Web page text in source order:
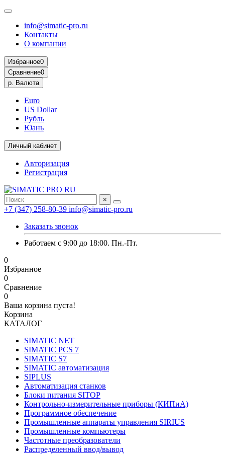
info@simatic-pro.ru
Контакты
О компании
Избранное0
Сравнение0
р. Валюта
Euro
US Dollar
Рубль
Юань
Личный кабинет
Авторизация
Регистрация
×
+7 (347) 258-80-39 info@simatic-pro.ru
Заказать звонок
Работаем с 9:00 до 18:00. Пн.-Пт.
0
Избранное
0
Сравнение
0
Ваша корзина пуста!
Корзина
КАТАЛОГ
SIMATIC NET
SIMATIC PCS 7
SIMATIC S7
SIMATIC автоматизация
SIPLUS
Автоматизация станков
Блоки питания SITOP
Контрольно-измерительные приборы (КИПиА)
Программное обеспечение
Промышленные аппараты управления SIRIUS
Промышленные компьютеры
Частотные преобразователи
Распределенный ввод/вывод